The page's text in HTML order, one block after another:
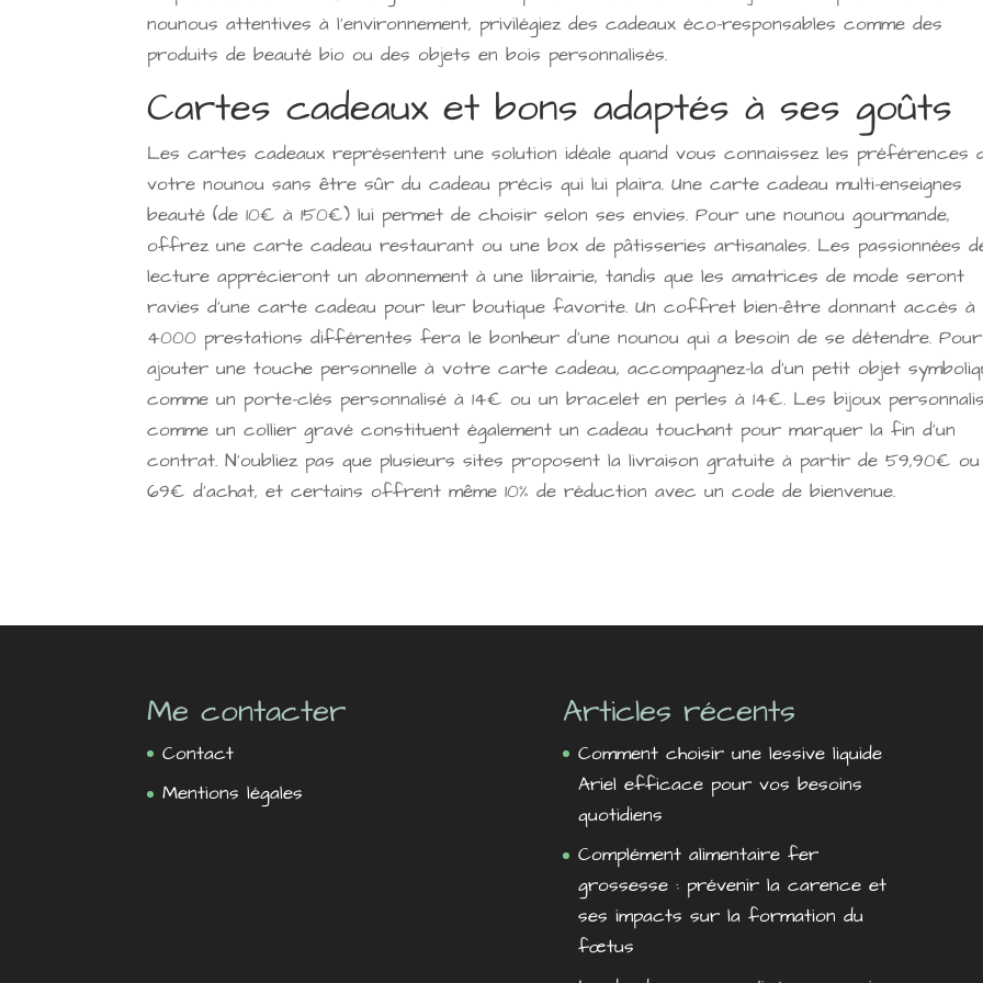
nounous attentives à l'environnement, privilégiez des cadeaux éco-responsables comme des
produits de beauté bio ou des objets en bois personnalisés.
Cartes cadeaux et bons adaptés à ses goûts
Les cartes cadeaux représentent une solution idéale quand vous connaissez les préférences
votre nounou sans être sûr du cadeau précis qui lui plaira. Une carte cadeau multi-enseignes
beauté (de 10€ à 150€) lui permet de choisir selon ses envies. Pour une nounou gourmande,
offrez une carte cadeau restaurant ou une box de pâtisseries artisanales. Les passionnées
lecture apprécieront un abonnement à une librairie, tandis que les amatrices de mode seront
ravies d'une carte cadeau pour leur boutique favorite. Un coffret bien-être donnant accès à
4000 prestations différentes fera le bonheur d'une nounou qui a besoin de se détendre. Pour
ajouter une touche personnelle à votre carte cadeau, accompagnez-la d'un petit objet
comme un porte-clés personnalisé à 14€ ou un bracelet en perles à 14€. Les bijoux
comme un collier gravé constituent également un cadeau touchant pour marquer la fin d'un
contrat. N'oubliez pas que plusieurs sites proposent la livraison gratuite à partir de 59,90€ ou
69€ d'achat, et certains offrent même 10% de réduction avec un code de bienvenue.
Me contacter
Contact
Mentions légales
Articles récents
Comment choisir une lessive liquide
Ariel efficace pour vos besoins
quotidiens
Complément alimentaire fer
grossesse : prévenir la carence et
ses impacts sur la formation du
fœtus